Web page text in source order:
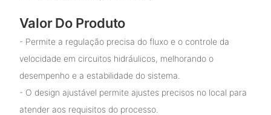
Valor Do Produto
- Permite a regulação precisa do fluxo e o controle da
velocidade em circuitos hidráulicos, melhorando o
desempenho e a estabilidade do sistema.
- O design ajustável permite ajustes precisos no local para
atender aos requisitos do processo.